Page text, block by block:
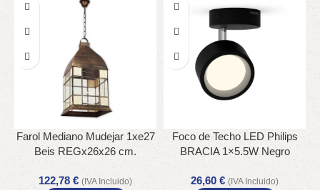
Farol Mediano Mudejar 1xe27
Beis REGx26x26 cm.
122,78 € (IVA Incluido)
Foco de Techo LED Philips
BRACIA 1×5.5W Negro
26,60 € (IVA Incluido)